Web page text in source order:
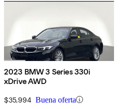
2023 BMW 3 Series 330i
xDrive AWD
$35,994 Buena oferta